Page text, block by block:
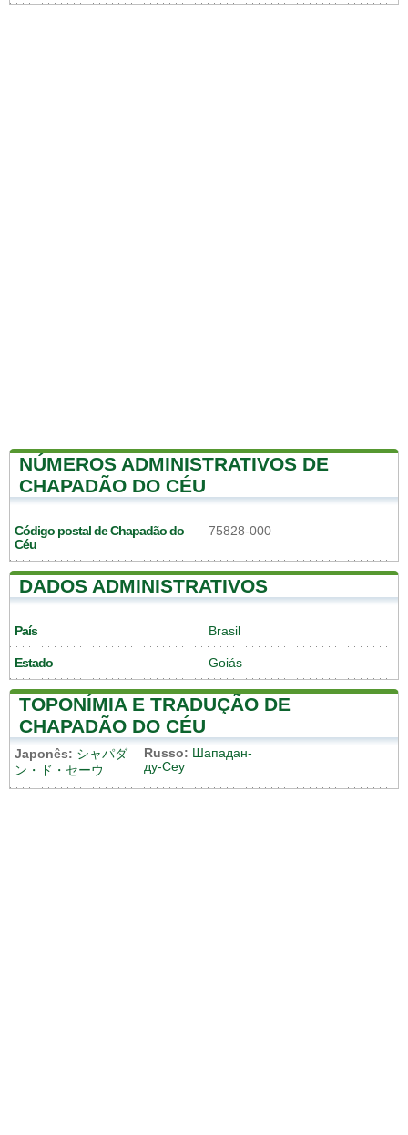
NÚMEROS ADMINISTRATIVOS DE
CHAPADÃO DO CÉU
Código postal de Chapadão do
Céu
75828-000
DADOS ADMINISTRATIVOS
País Brasil
Estado Goiás
TOPONÍMIA E TRADUÇÃO DE
CHAPADÃO DO CÉU
Japonês: シャパダ
ン・ド・セーウ
Russo: Шападан-
ду-Сеу